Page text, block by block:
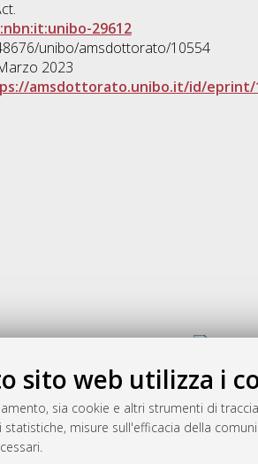
sito web utilizza i
sia cookie e altri strumenti di
misure sull'efficacia della
29612
unibo/amsdottorato/10554
2023
amsdottorato.unibo.it/id/eprint/
da